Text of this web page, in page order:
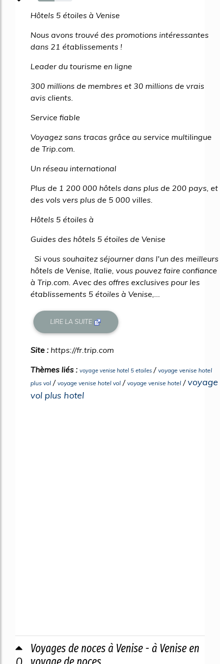
49%
Hôtels 5 étoiles à Venise
Nous avons trouvé des promotions intéressantes
dans 21 établissements !
Leader du tourisme en ligne
300 millions de membres et 30 millions de vrais
avis clients.
Service fiable
Voyagez sans tracas grâce au service multilingue
de Trip.com.
Un réseau international
Plus de 1 200 000 hôtels dans plus de 200 pays, et
des vols vers plus de 5 000 villes.
Hôtels 5 étoiles à
Guides des hôtels 5 étoiles de Venise
Si vous souhaitez séjourner dans l'un des meilleurs
hôtels de Venise, Italie, vous pouvez faire confiance
à Trip.com. Avec des offres exclusives pour les
établissements 5 étoiles à Venise,...
LIRE LA SUITE
Site : https://fr.trip.com
Thèmes liés : voyage venise hotel 5 etoiles / voyage venise hotel
plus vol / voyage venise hotel vol / voyage venise hotel /voyage
vol plus hotel
Voyages de noces à Venise - à Venise en